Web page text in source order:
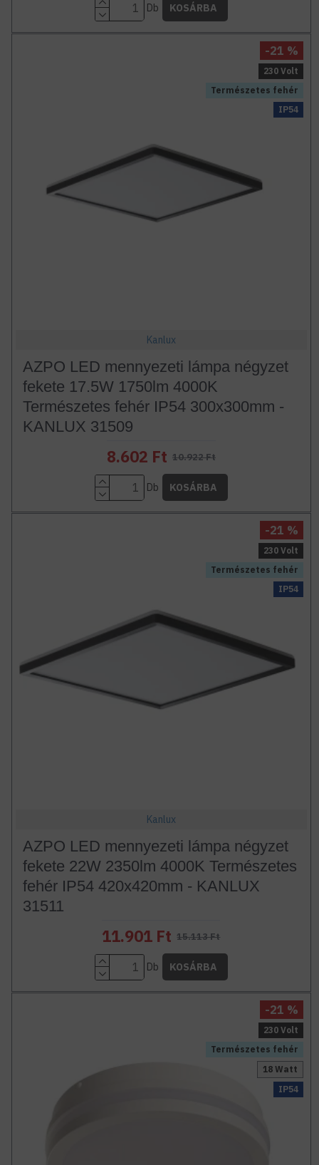
Db KOSÁRBA
Természetes fehér
230 Volt
IP54
-21 %
Kanlux
AZPO LED mennyezeti lámpa négyzet
fekete 17.5W 1750lm 4000K
Természetes fehér IP54 300x300mm -
KANLUX 31509
8.602 Ft 10.922 Ft
Db KOSÁRBA
Természetes fehér
230 Volt
IP54
-21 %
Kanlux
AZPO LED mennyezeti lámpa négyzet
fekete 22W 2350lm 4000K Természetes
fehér IP54 420x420mm - KANLUX
31511
11.901 Ft 15.113 Ft
Db KOSÁRBA
Természetes fehér
18 Watt
230 Volt
IP54
-21 %